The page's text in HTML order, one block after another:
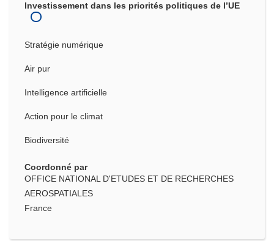
Investissement dans les priorités politiques de l’UE
Stratégie numérique
Air pur
Intelligence artificielle
Action pour le climat
Biodiversité
Coordonné par
OFFICE NATIONAL D'ETUDES ET DE RECHERCHES
AEROSPATIALES
France